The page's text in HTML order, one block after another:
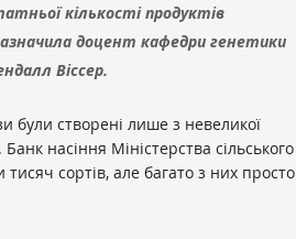
кількості продуктів
доцент кафедри генетики
Віссер.
були створені лише з невеликої
насіння Міністерства сільського
сортів, але багато з них просто